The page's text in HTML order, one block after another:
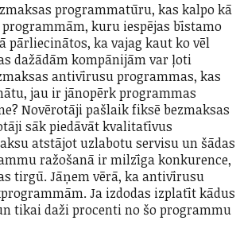
programmatūru, kas kalpo kā
kuru iespējas bīstamo
pārliecinātos, ka vajag kaut ko vēl
dažādām kompānijām var ļoti
antivīrusu programmas, kas
jau ir jānopērk programmas
Novērotāji pašlaik fiksē bezmaksas
sāk piedāvāt kvalitatīvus
atstājot uzlabotu servisu un šādas
ražošanā ir milzīga konkurence,
tirgū. Jāņem vērā, ka antivīrusu
Ja izdodas izplatīt kādus
tikai daži procenti no šo programmu